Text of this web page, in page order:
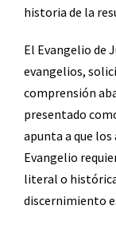
historia de la
El Evangelio de
evangelios,
comprensión
presentado
apunta a que
Evangelio
literal o
discernimiento